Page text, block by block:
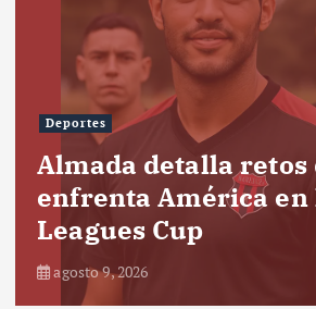
Deportes
Almada detalla retos
enfrenta América en
Leagues Cup
agosto 9, 2026